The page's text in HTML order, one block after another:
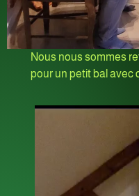
Nous nous sommes
pour un petit bal avec